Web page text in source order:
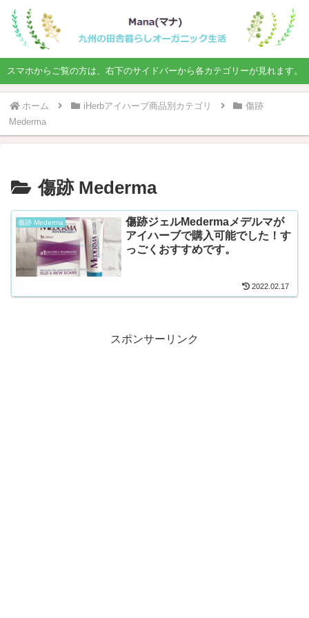
スマホからご覧の方は、右下のサイドバーから各カテゴリーが見れます。
ホーム iHerbアイハーブ商品別カテゴリ
傷跡
Mederma
傷跡 Mederma
傷跡 Mederma
傷跡ジェルMedermaメデルマが
アイハーブで購入可能でした！す
っごくおすすめです。
2022.02.17
スポンサーリンク